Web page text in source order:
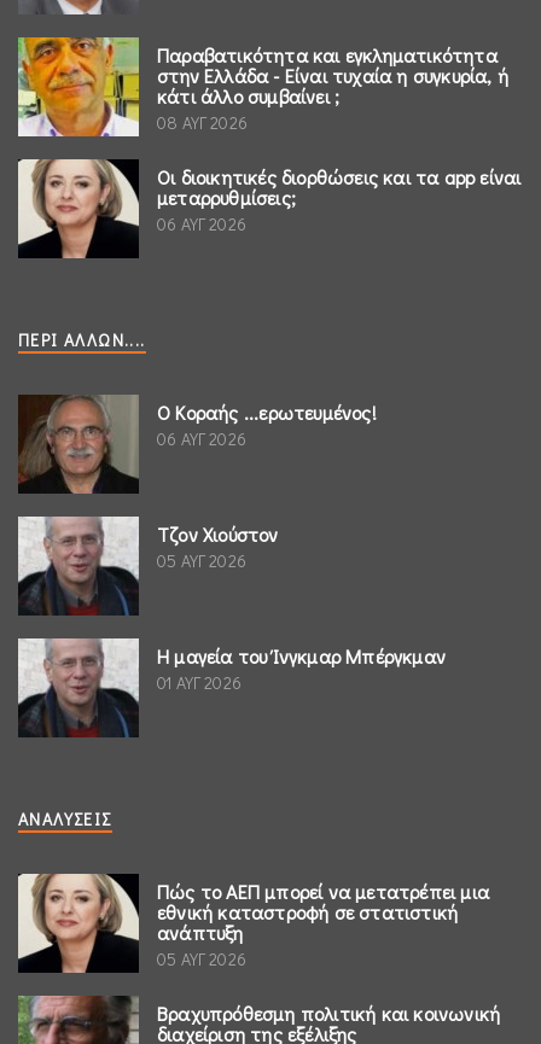
Παραβατικότητα και εγκληματικότητα
στην Ελλάδα - Είναι τυχαία η συγκυρία, ή
κάτι άλλο συμβαίνει ;
08 ΑΥΓ 2026
Οι διοικητικές διορθώσεις και τα app είναι
μεταρρυθμίσεις;
06 ΑΥΓ 2026
ΠΕΡΊ ΆΛΛΩΝ....
Ο Κοραής ...ερωτευμένος!
06 ΑΥΓ 2026
Τζον Χιούστον
05 ΑΥΓ 2026
Η μαγεία του Ίνγκμαρ Μπέργκμαν
01 ΑΥΓ 2026
ΑΝΑΛΎΣΕΙΣ
Πώς το ΑΕΠ μπορεί να μετατρέπει μια
εθνική καταστροφή σε στατιστική
ανάπτυξη
05 ΑΥΓ 2026
Βραχυπρόθεσμη πολιτική και κοινωνική
διαχείριση της εξέλιξης